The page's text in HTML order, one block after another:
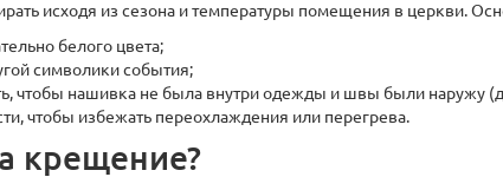
исходя из сезона и температуры помещения в церкви.
белого цвета;
символики события;
чтобы нашивка не была внутри одежды и швы были наружу
чтобы избежать переохлаждения или перегрева.
крещение?